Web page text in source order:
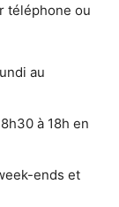
téléphone ou
au
à 18h en
ends et